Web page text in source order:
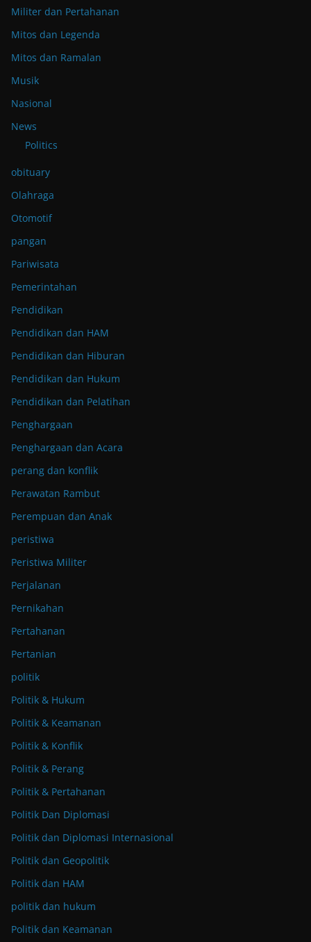
Militer dan Pertahanan
Mitos dan Legenda
Mitos dan Ramalan
Musik
Nasional
News
Politics
obituary
Olahraga
Otomotif
pangan
Pariwisata
Pemerintahan
Pendidikan
Pendidikan dan HAM
Pendidikan dan Hiburan
Pendidikan dan Hukum
Pendidikan dan Pelatihan
Penghargaan
Penghargaan dan Acara
perang dan konflik
Perawatan Rambut
Perempuan dan Anak
peristiwa
Peristiwa Militer
Perjalanan
Pernikahan
Pertahanan
Pertanian
politik
Politik & Hukum
Politik & Keamanan
Politik & Konflik
Politik & Perang
Politik & Pertahanan
Politik Dan Diplomasi
Politik dan Diplomasi Internasional
Politik dan Geopolitik
Politik dan HAM
politik dan hukum
Politik dan Keamanan